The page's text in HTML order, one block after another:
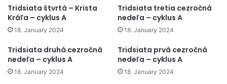
Tridsiata štvrtá – Krista
Kráľa – cyklus A
18. January 2024
Tridsiata tretia cezročná
nedeľa – cyklus A
18. January 2024
Tridsiata druhá cezročná
nedeľa – cyklus A
18. January 2024
Tridsiata prvá cezročná
nedeľa – cyklus A
18. January 2024